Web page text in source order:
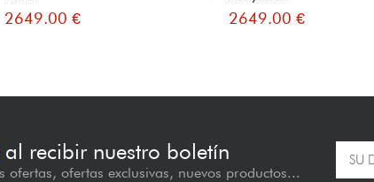
2649.00 € 2649.00 €
al recibir nuestro boletín
ofertas exclusivas, nuevos productos...